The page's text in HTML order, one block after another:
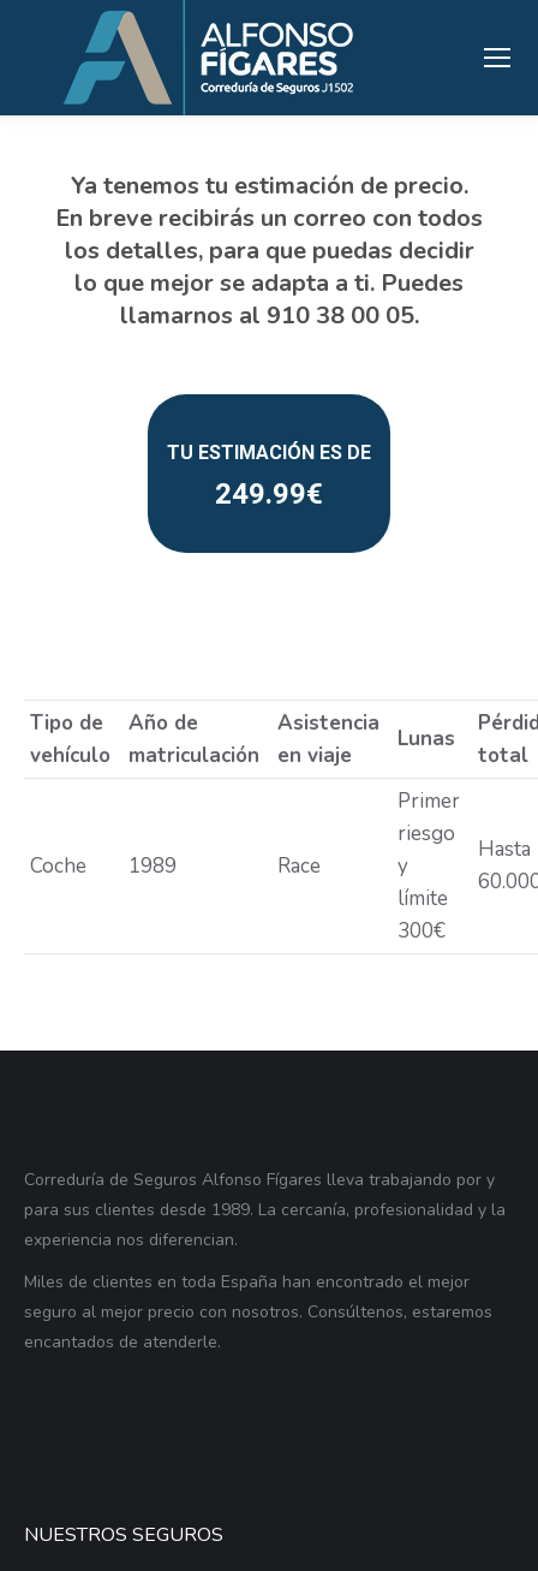
249.99
Tipo de
vehículo
Año de
matriculación
Asistencia
en viaje
Lunas
total
Coche 1989 Race
Primer
riesgo
y
límite
300€
Hasta
Correduría de Seguros Alfonso Fígares lleva trabajando por y
para sus clientes desde 1989. La cercanía, profesionalidad y la
experiencia nos diferencian.
Miles de clientes en toda España han encontrado el mejor
seguro al mejor precio con nosotros. Consúltenos, estaremos
encantados de atenderle.
NUESTROS SEGUROS